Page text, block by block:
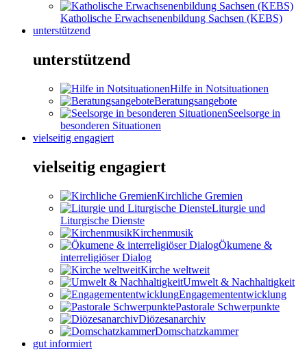
Katholische Erwachsenenbildung Sachsen (KEBS)
unterstützend
unterstützend
Hilfe in Notsituationen
Beratungsangebote
Seelsorge in
besonderen Situationen
vielseitig engagiert
vielseitig engagiert
Kirchliche Gremien
Liturgie und
Liturgische Dienste
Kirchenmusik
Ökumene &
interreligiöser Dialog
Kirche weltweit
Umwelt & Nachhaltigkeit
Engagemententwicklung
Pastorale Schwerpunkte
Diözesanarchiv
Domschatzkammer
gut informiert